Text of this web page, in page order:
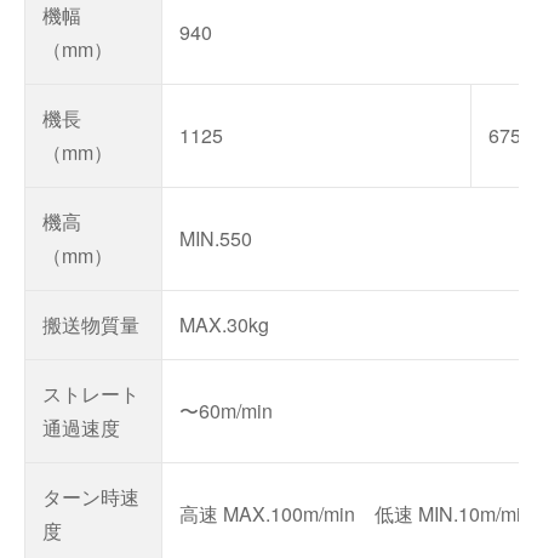
機幅
（mm）
940
機長
（mm）
1125 675
機高
（mm）
MIN.550
搬送物質量 MAX.30kg
ストレート
通過速度
〜60m/min
ターン時速
度
高速 MAX.100m/min 低速 MIN.10m/min